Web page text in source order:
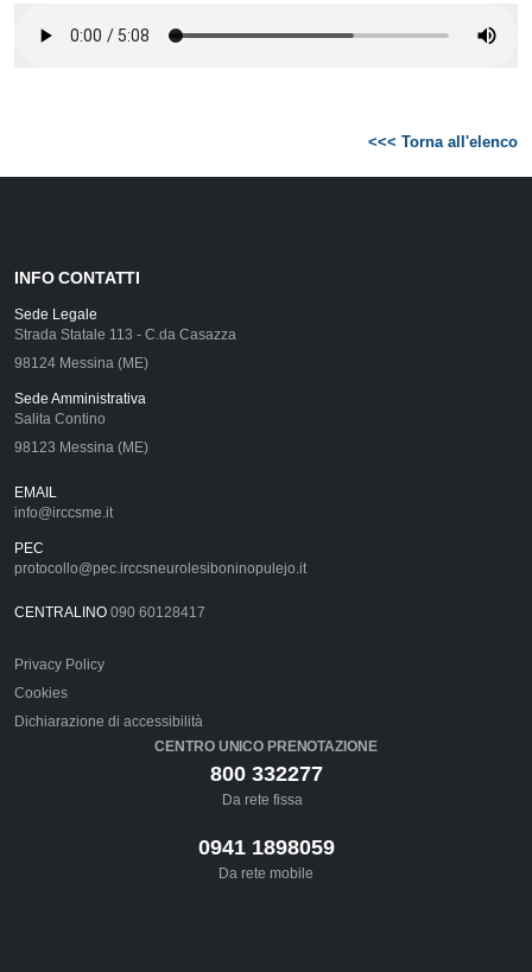
<<< Torna all'elenco
INFO CONTATTI
Sede Legale
Strada Statale 113 - C.da Casazza
98124 Messina (ME)
Sede Amministrativa
Salita Contino
98123 Messina (ME)
EMAIL
info@irccsme.it
PEC
protocollo@pec.irccsneurolesiboninopulejo.it
CENTRALINO 090 60128417
Privacy Policy
Cookies
Dichiarazione di accessibilità
CENTRO UNICO PRENOTAZIONE
800 332277
Da rete fissa
0941 1898059
Da rete mobile